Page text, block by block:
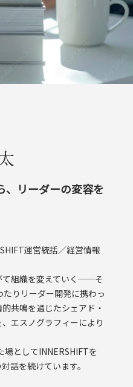
、リーダーの変容を
運営統括／経営情報
て組織を変えていく──そ
りリーダー開発に携わっ
共鳴を通じたシェアド・
エスノグラフィーにより
場としてINNERSHIFTを
話を続けています。